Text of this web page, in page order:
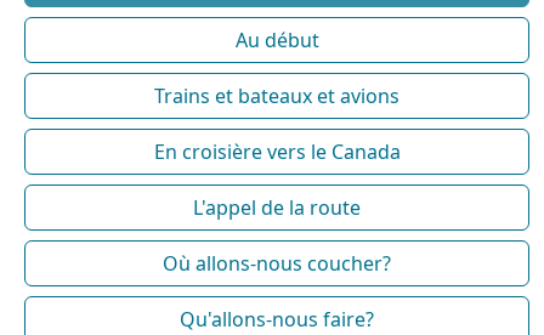
Au début
Trains et bateaux et avions
En croisière vers le Canada
L'appel de la route
Où allons-nous coucher?
Qu'allons-nous faire?